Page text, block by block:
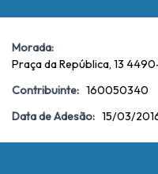
Morada:
Praça da República, 13
Contribuinte: 160050340
Data de Adesão: 15/03/